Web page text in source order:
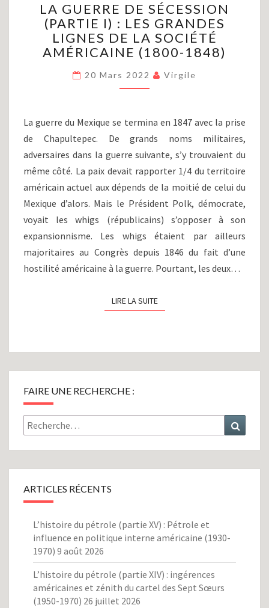
GUERRE
DE
SÉCESSION
(PARTIE
I)
:
LES
DE
LA
SOCIÉTÉ
AMÉRICAINE
(1800-
1848)
LA GUERRE DE SÉCESSION
(PARTIE I) : LES GRANDES
LIGNES DE LA SOCIÉTÉ
AMÉRICAINE (1800-1848)
20 Mars 2022 Virgile
La guerre du Mexique se termina en 1847 avec la prise
de Chapultepec. De grands noms militaires,
adversaires dans la guerre suivante, s’y trouvaient du
même côté. La paix devait rapporter 1/4 du territoire
américain actuel aux dépends de la moitié de celui du
Mexique d’alors. Mais le Président Polk, démocrate,
voyait les whigs (républicains) s’opposer à son
expansionnisme. Les whigs étaient par ailleurs
majoritaires au Congrès depuis 1846 du fait d’une
hostilité américaine à la guerre. Pourtant, les deux…
LIRE LA SUITELIRE LA SUITE
FAIRE UNE RECHERCHE :
Rechercher :
ARTICLES RÉCENTS
L’histoire du pétrole (partie XV) : Pétrole et
influence en politique interne américaine (1930-
1970) 9 août 2026
L’histoire du pétrole (partie XIV) : ingérences
américaines et zénith du cartel des Sept Sœurs
(1950-1970) 26 juillet 2026